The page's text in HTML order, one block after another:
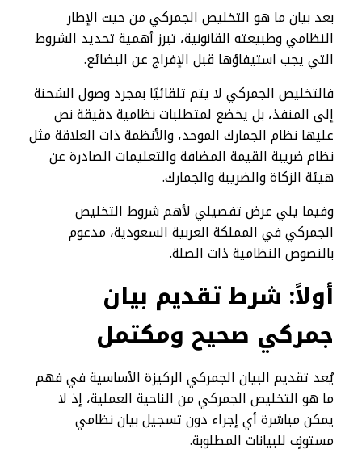
بعد بيان ما هو التخليص الجمركي من حيث الإطار
النظامي وطبيعته القانونية، تبرز أهمية تحديد الشروط
التي يجب استيفاؤها قبل الإفراج عن البضائع.
فالتخليص الجمركي لا يتم تلقائيًا بمجرد وصول الشحنة
إلى المنفذ، بل يخضع لمتطلبات نظامية دقيقة نص
عليها نظام الجمارك الموحد، والأنظمة ذات العلاقة مثل
نظام ضريبة القيمة المضافة والتعليمات الصادرة عن
هيئة الزكاة والضريبة والجمارك.
وفيما يلي عرض تفصيلي لأهم شروط التخليص
الجمركي في المملكة العربية السعودية، مدعوم
بالنصوص النظامية ذات الصلة.
أولاً: شرط تقديم بيان
جمركي صحيح ومكتمل
يُعد تقديم البيان الجمركي الركيزة الأساسية في فهم
ما هو التخليص الجمركي من الناحية العملية، إذ لا
يمكن مباشرة أي إجراء دون تسجيل بيان نظامي
مستوفٍ للبيانات المطلوبة.